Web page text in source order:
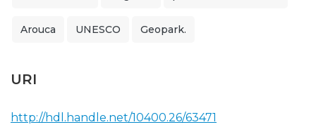
Arouca UNESCO Geopark.
URI
http://hdl.handle.net/10400.26/63471